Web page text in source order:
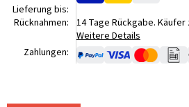
Lieferung bis:
Rücknahmen: 14 Tage Rückgabe.
Weitere Details
Zahlungen: